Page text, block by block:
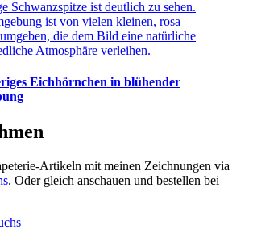
Eichhörnchen in blühender
Artikeln mit meinen Zeichnungen via
. Oder gleich anschauen und bestellen bei